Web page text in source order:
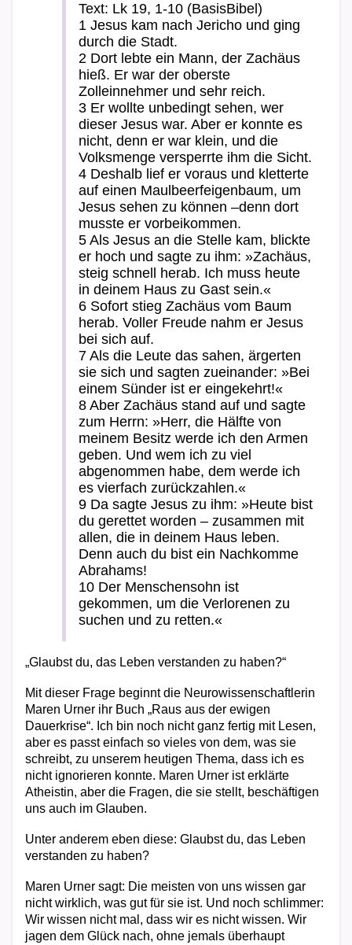
Text: Lk 19, 1-10 (BasisBibel)
1 Jesus kam nach Jericho und ging
durch die Stadt.
2 Dort lebte ein Mann, der Zachäus
hieß. Er war der oberste
Zolleinnehmer und sehr reich.
3 Er wollte unbedingt sehen, wer
dieser Jesus war. Aber er konnte es
nicht, denn er war klein, und die
Volksmenge versperrte ihm die Sicht.
4 Deshalb lief er voraus und kletterte
auf einen Maulbeerfeigenbaum, um
Jesus sehen zu können –denn dort
musste er vorbeikommen.
5 Als Jesus an die Stelle kam, blickte
er hoch und sagte zu ihm: »Zachäus,
steig schnell herab. Ich muss heute
in deinem Haus zu Gast sein.«
6 Sofort stieg Zachäus vom Baum
herab. Voller Freude nahm er Jesus
bei sich auf.
7 Als die Leute das sahen, ärgerten
sie sich und sagten zueinander: »Bei
einem Sünder ist er eingekehrt!«
8 Aber Zachäus stand auf und sagte
zum Herrn: »Herr, die Hälfte von
meinem Besitz werde ich den Armen
geben. Und wem ich zu viel
abgenommen habe, dem werde ich
es vierfach zurückzahlen.«
9 Da sagte Jesus zu ihm: »Heute bist
du gerettet worden – zusammen mit
allen, die in deinem Haus leben.
Denn auch du bist ein Nachkomme
Abrahams!
10 Der Menschensohn ist
gekommen, um die Verlorenen zu
suchen und zu retten.«
„Glaubst du, das Leben verstanden zu haben?“
Mit dieser Frage beginnt die Neurowissenschaftlerin
Maren Urner ihr Buch „Raus aus der ewigen
Dauerkrise“. Ich bin noch nicht ganz fertig mit Lesen,
aber es passt einfach so vieles von dem, was sie
schreibt, zu unserem heutigen Thema, dass ich es
nicht ignorieren konnte. Maren Urner ist erklärte
Atheistin, aber die Fragen, die sie stellt, beschäftigen
uns auch im Glauben.
Unter anderem eben diese: Glaubst du, das Leben
verstanden zu haben?
Maren Urner sagt: Die meisten von uns wissen gar
nicht wirklich, was gut für sie ist. Und noch schlimmer:
Wir wissen nicht mal, dass wir es nicht wissen. Wir
jagen dem Glück nach, ohne jemals überhaupt